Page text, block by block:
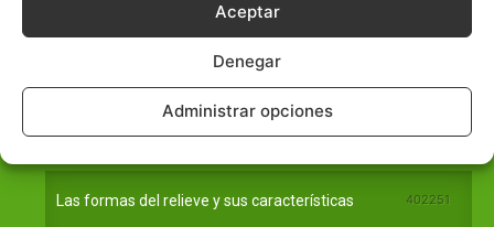
Aceptar
Denegar
Administrar opciones
Varios
1185
Las formas del relieve y sus características 402251